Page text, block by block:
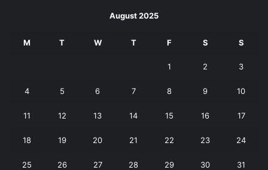
August 2025
M T W T F S S
1 2 3
4 5 6 7 8 9 10
11 12 13 14 15 16 17
18 19 20 21 22 23 24
25 26 27 28 29 30 31